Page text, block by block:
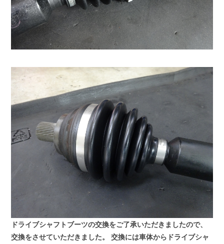
ドライブシャフトブーツの交換をご了承いただきましたので、
交換をさせていただきました。
交換には車体からドライブシャ